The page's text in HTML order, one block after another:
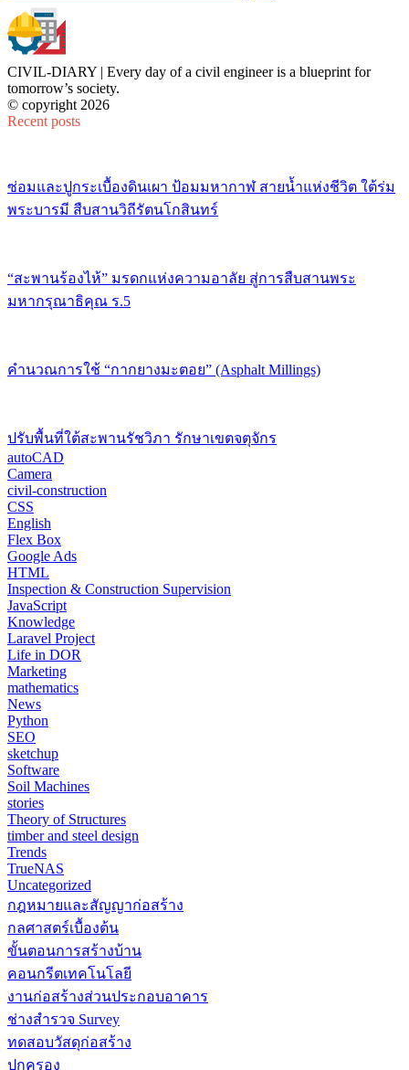
CIVIL-DIARY | Every day of a civil engineer is a blueprint for
tomorrow’s society.
© copyright 2026
Recent posts
ซ่อมและปูกระเบื้องดินเผา ป้อมมหากาฬ สายน้ำแห่งชีวิต ใต้ร่ม
พระบารมี สืบสานวิถีรัตนโกสินทร์
“สะพานร้องไห้” มรดกแห่งความอาลัย สู่การสืบสานพระ
มหากรุณาธิคุณ ร.5
คำนวณการใช้ “กากยางมะตอย” (Asphalt Millings)
ปรับพื้นที่ใต้สะพานรัชวิภา รักษาเขตจตุจักร
autoCAD
Camera
civil-construction
CSS
English
Flex Box
Google Ads
HTML
Inspection & Construction Supervision
JavaScript
Knowledge
Laravel Project
Life in DOR
Marketing
mathematics
News
Python
SEO
sketchup
Software
Soil Machines
stories
Theory of Structures
timber and steel design
Trends
TrueNAS
Uncategorized
กฎหมายและสัญญาก่อสร้าง
กลศาสตร์เบื้องต้น
ขั้นตอนการสร้างบ้าน
คอนกรีตเทคโนโลยี
งานก่อสร้างส่วนประกอบอาคาร
ช่างสำรวจ Survey
ทดสอบวัสดุก่อสร้าง
ปกครอง